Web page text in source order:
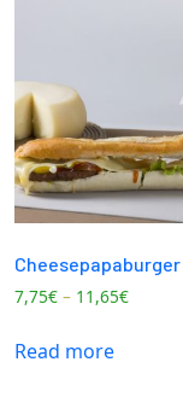
Cheesepapaburger
7,75€ – 11,65€
Read more